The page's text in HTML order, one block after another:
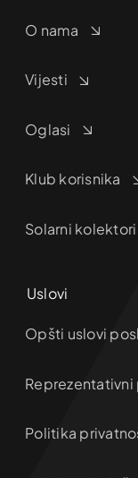
O nama
Vijesti
Oglasi
Klub korisnika
Solarni kolektori
Uslovi
Opšti uslovi
Politika